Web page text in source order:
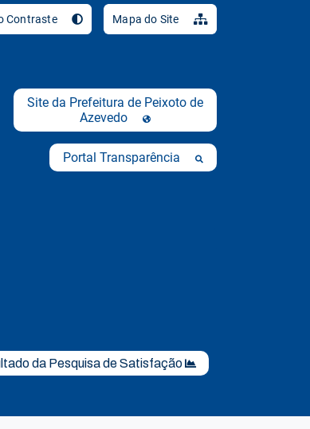
Contraste Mapa do Site
Site da Prefeitura de Peixoto de
Azevedo
Portal Transparência
da Pesquisa de Satisfação